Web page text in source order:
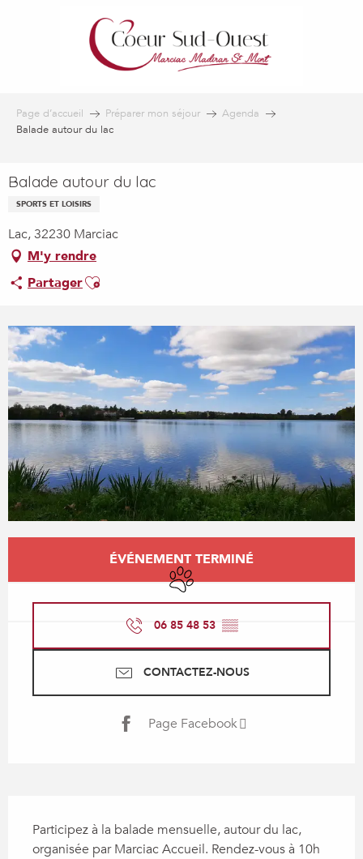
Page d’accueil Préparer mon séjour
Agenda
Balade autour du lac
Balade autour du lac
SPORTS ET LOISIRS
Lac, 32230 Marciac
M'y rendre
PartagerAjouter aux favoris
Ouverture et coordonnées
ÉVÉNEMENT TERMINÉ
Animaux acceptés
06 85 48 53 ▒▒
CONTACTEZ-NOUS
Page Facebook
Participez à la balade mensuelle, autour du lac,
organisée par Marciac Accueil. Rendez-vous à 10h